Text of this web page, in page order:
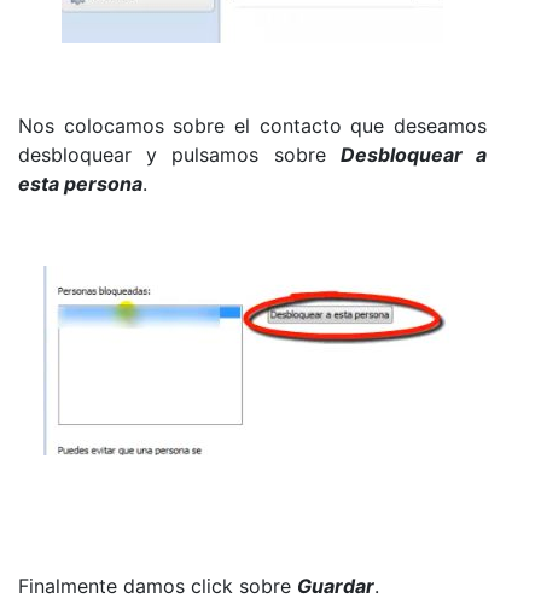
Nos colocamos sobre el contacto que deseamos
desbloquear y pulsamos sobre Desbloquear a
esta persona.
Finalmente damos click sobre Guardar.